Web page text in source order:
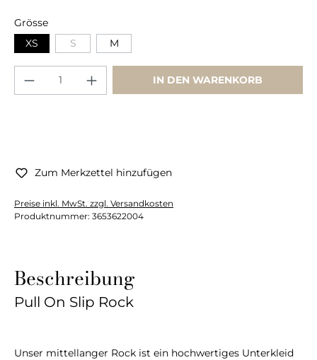
Grösse
XS
S M
IN DEN WARENKORB
Zum Merkzettel hinzufügen
Preise inkl. MwSt. zzgl. Versandkosten
Produktnummer: 3653622004
Beschreibung
Pull On Slip Rock
Unser mittellanger Rock ist ein hochwertiges Unterkleid